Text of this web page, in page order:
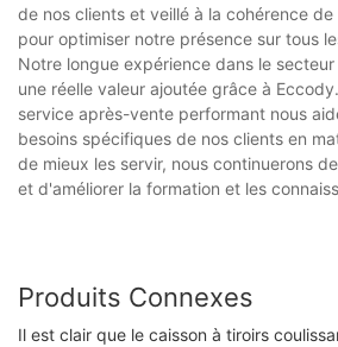
de nos clients et veillé à la cohérence
pour optimiser notre présence sur tous
Notre longue expérience dans le
une réelle valeur ajoutée grâce à
service après-vente performant nous
besoins spécifiques de nos clients en
de mieux les servir, nous continuerons
et d'améliorer la formation et les
Produits Connexes
Il est clair que le caisson à tiroirs